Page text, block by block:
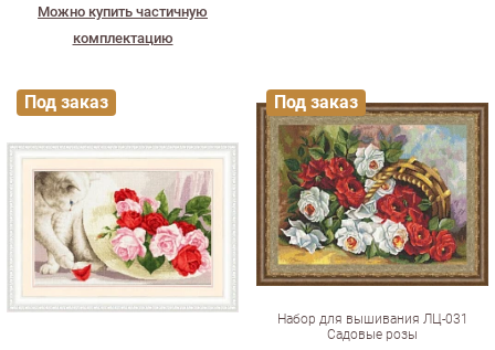
Можно купить частичную
комплектацию
Под заказ
Набор для вышивания ЛЦ-031
Садовые розы
Под заказ